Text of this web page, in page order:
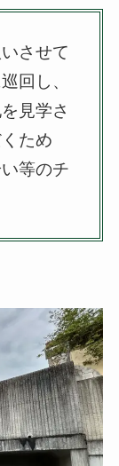
させて
回し、
見学さ
ため
等のチ